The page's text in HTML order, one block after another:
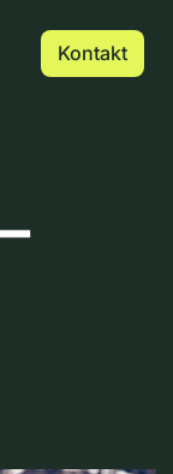
Kontakt